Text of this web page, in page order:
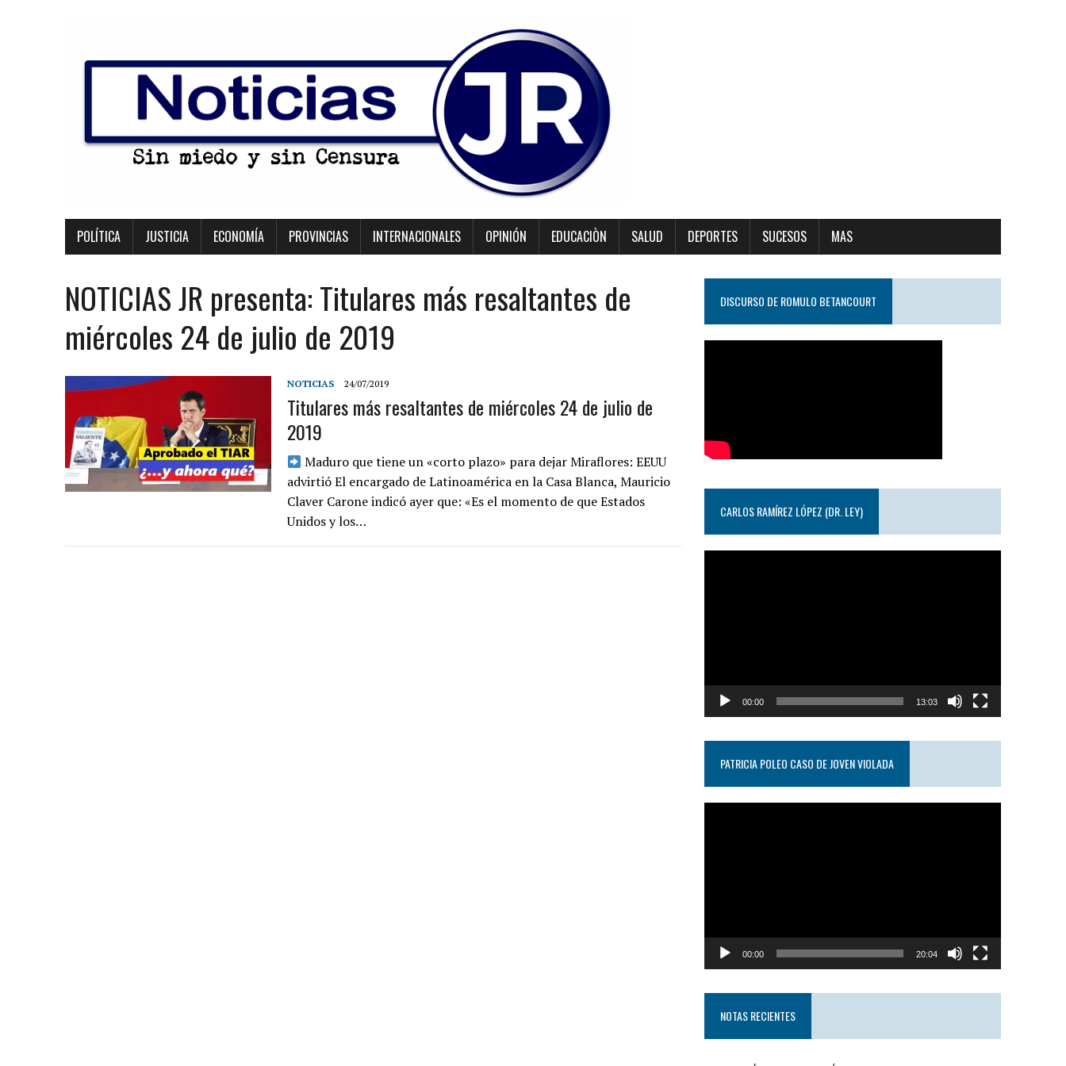
POLÍTICA JUSTICIA ECONOMÍA PROVINCIAS INTERNACIONALES OPINIÓN EDUCACIÒN SALUD DEPORTES SUCESOS MAS
NOTICIAS JR presenta: Titulares más resaltantes de
miércoles 24 de julio de 2019
NOTICIAS 24/07/2019
Titulares más resaltantes de miércoles 24 de julio de
2019
Maduro que tiene un «corto plazo» para dejar Miraflores: EEUU
advirtió El encargado de Latinoamérica en la Casa Blanca, Mauricio
Claver Carone indicó ayer que: «Es el momento de que Estados
Unidos y los…
DISCURSO DE ROMULO BETANCOURT
CARLOS RAMÍREZ LÓPEZ (DR. LEY)
00:00 13:03
PATRICIA POLEO CASO DE JOVEN VIOLADA
00:00 20:04
NOTAS RECIENTES